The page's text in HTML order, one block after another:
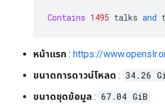
Contains 1495 talks and
หน้าแรก : https://
ขนาดการดาวน์โหลด : 34.26
ขนาดชุดข้อมูล : 67.04 GiB